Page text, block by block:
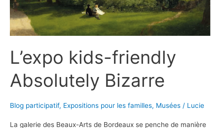
L’expo kids-friendly
Absolutely Bizarre
Blog participatif, Expositions pour les familles, Musées / Lucie
La galerie des Beaux-Arts de Bordeaux se penche de manière